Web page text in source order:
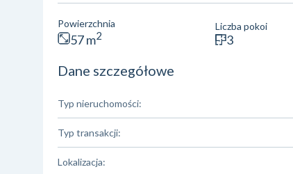
Powierzchnia
57 m2
Liczba pokoi
3
Dane szczegółowe
Typ nieruchomości:
Typ transakcji:
Lokalizacja: